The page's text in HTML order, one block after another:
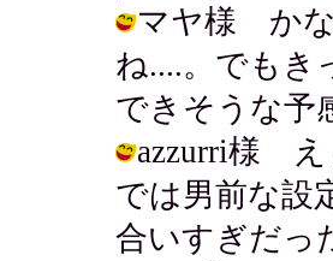
マヤ様 かな
ね....。でもき
できそうな予
azzurri様 え
では男前な設
合いすぎだっ